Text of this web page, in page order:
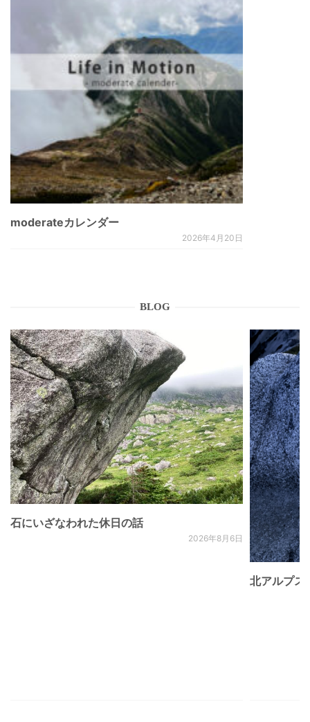
moderateカレンダー
2026年4月20日
BLOG
石にいざなわれた休日の話
2026年8月6日
北アルプ